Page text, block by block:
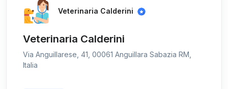
Veterinaria Calderini
Veterinaria Calderini
Via Anguillarese, 41, 00061 Anguillara Sabazia RM,
Italia